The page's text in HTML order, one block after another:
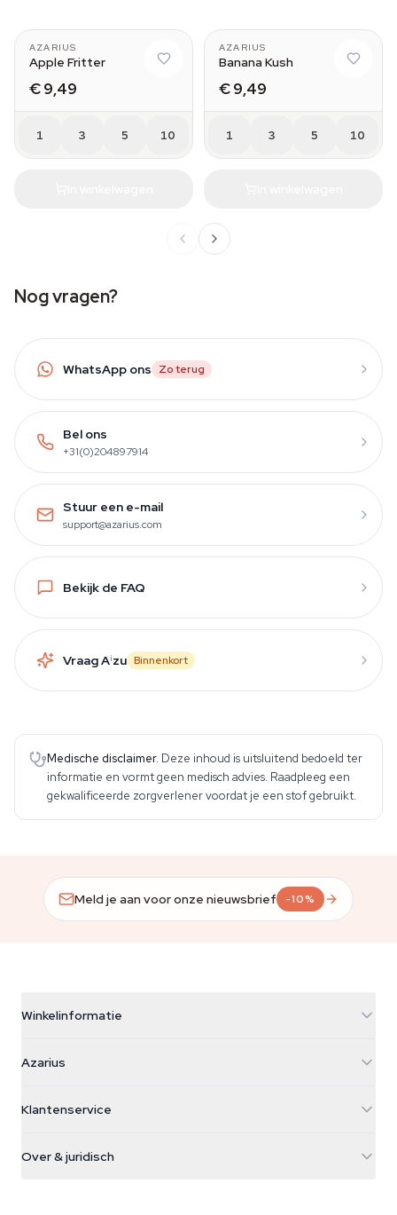
AZARIUS
Apple Fritter
€ 9,49
1 3 5 10
AZARIUS
Banana Kush
€ 9,49
1 3 5 10
Nog vragen?
WhatsApp ons Zo terug
Bel ons
+31(0)204897914
Stuur een e-mail
support@azarius.com
Bekijk de FAQ
Vraag Aizu Binnenkort
Medische disclaimer. Deze inhoud is uitsluitend bedoeld ter
informatie en vormt geen medisch advies. Raadpleeg een
gekwalificeerde zorgverlener voordat je een stof gebruikt.
Meld je aan voor onze nieuwsbrief -10%
Winkelinformatie
Galvaniweg 11
Nederland
+31(0)204897914
Azarius
Smokeshop
Klantenservice
Retourbeleid
Over & juridisch